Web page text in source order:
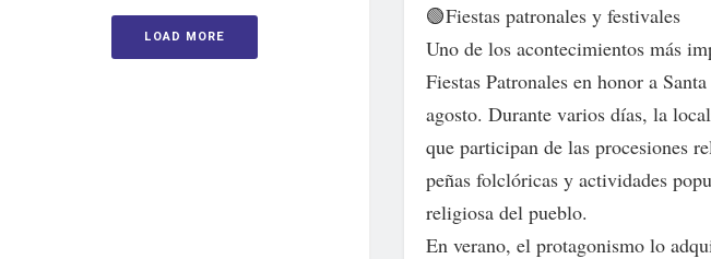
LOAD MORE
🟢Fiestas patronales y festivales
Uno de los acontecimientos más
Fiestas Patronales en honor a
agosto. Durante varios días, la
que participan de las procesiones
peñas folclóricas y actividades
religiosa del pueblo.
En verano, el protagonismo lo